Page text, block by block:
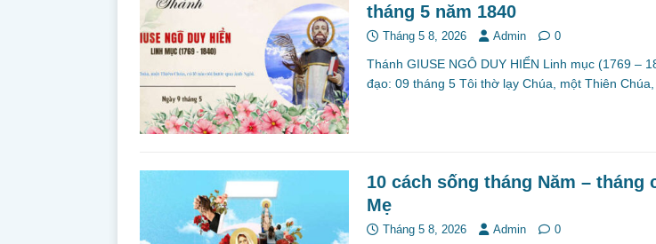
tháng 5 năm 1840
Tháng 5 8, 2026 Admin 0
Thánh GIUSE NGÔ DUY HIỂN Linh mục (1769 –
đạo: 09 tháng 5 Tôi thờ lạy Chúa, một Thiên
10 cách sống tháng Năm – tháng
Mẹ
Tháng 5 8, 2026 Admin 0